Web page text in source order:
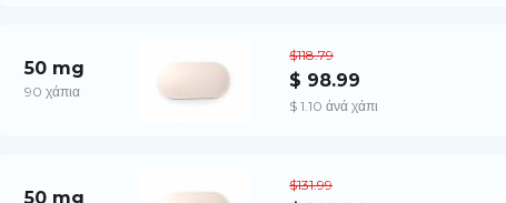
50 mg
90 χάπια
$118.79
$ 98.99
$ 1.10 ἀνά χάπι
50 mg
$131.99